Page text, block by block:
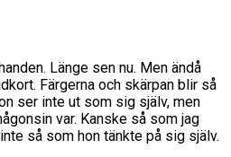
Länge sen nu. Men ändå
Färgerna och skärpan blir så
ser inte ut som sig själv, men
var. Kanske så som jag
så som hon tänkte på sig själv.